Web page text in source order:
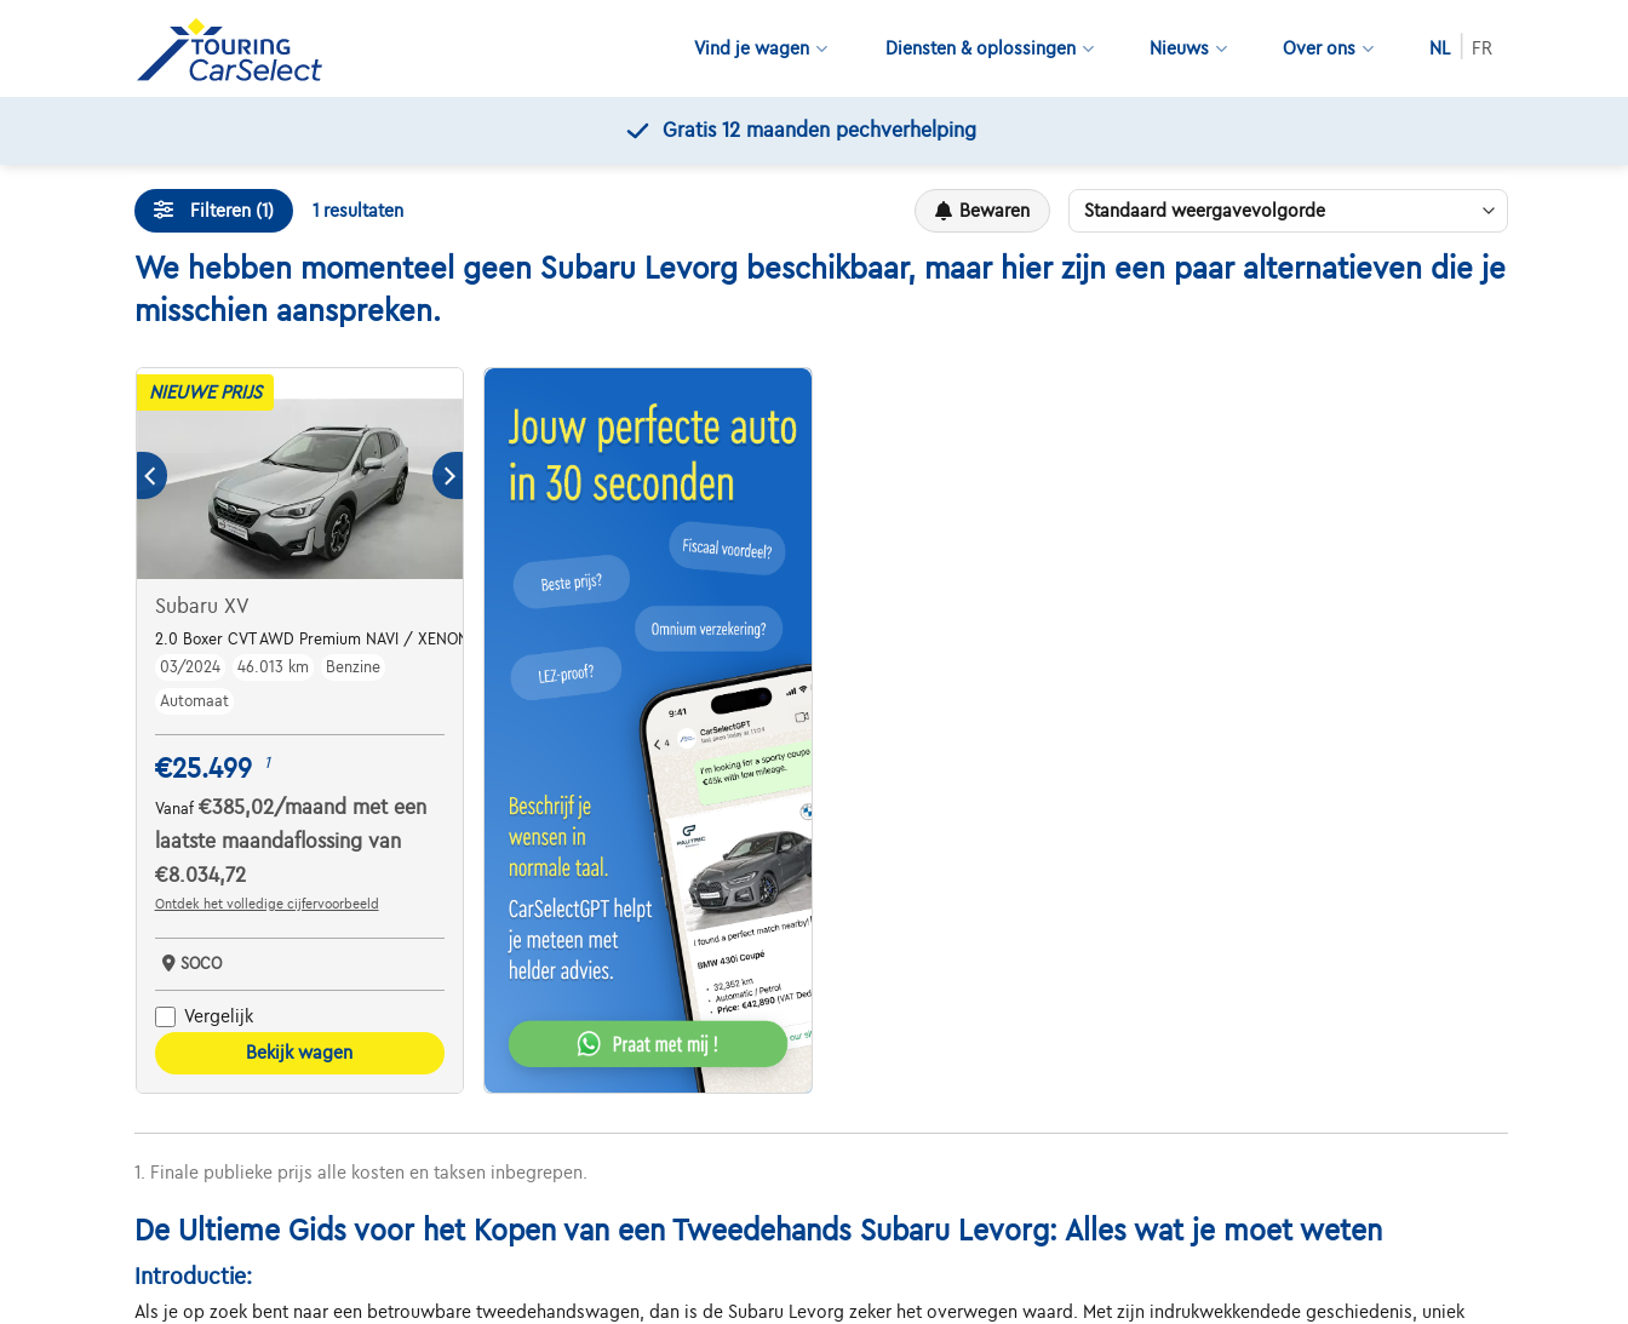
Vind je wagen Diensten & oplossingen Nieuws Over ons NL FR
Gratis 12 maanden pechverhelping
Filteren (1) 1 resultaten Bewaren
We hebben momenteel geen Subaru Levorg beschikbaar, maar hier zijn een paar alternatieven die je
misschien aanspreken.
NIEUWE PRIJS
Subaru XV
2.0 Boxer CVT AWD Premium NAVI / XENON / CUIR / TO / CAM
03/2024
46.013 km
Benzine
Automaat
€25.499 1
Vanaf €385,02/maand met een
laatste maandaflossing van
€8.034,72
Ontdek het volledige cijfervoorbeeld
SOCO
Vergelijk
Bekijk wagen
1. Finale publieke prijs alle kosten en taksen inbegrepen.
De Ultieme Gids voor het Kopen van een Tweedehands Subaru Levorg: Alles wat je moet weten
Introductie:
Als je op zoek bent naar een betrouwbare tweedehandswagen, dan is de Subaru Levorg zeker het overwegen waard. Met zijn indrukwekkendede geschiedenis, uniek